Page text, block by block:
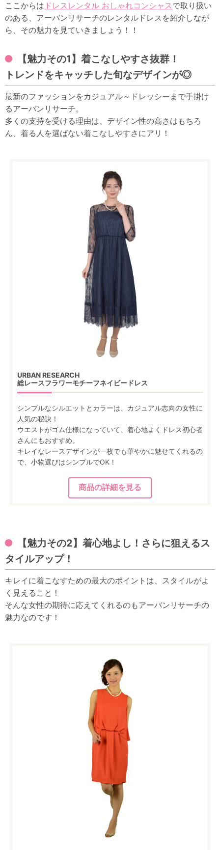
ここからは ドレスレンタル おしゃれコンシャス で取り扱い
のある、アーバンリサーチのレンタルドレスを紹介しなが
ら、その魅力を見ていきましょう！！
【魅力その1】着こなしやすさ抜群！
トレンドをキャッチした旬なデザインが◎
最新のファッションをカジュアル～ドレッシーまで手掛け
るアーバンリサーチ。
多くの支持を受ける理由は、デザイン性の高さはもちろ
ん、着る人を選ばない着こなしやすさにアリ！
URBAN RESEARCH
総レースフラワーモチーフネイビードレス
シンプルなシルエットとカラーは、カジュアル志向の女性に
人気の秘訣！
ウエストがゴム仕様になっていて、着心地よくドレス初心者
さんにもおすすめ。
キレイなレースデザインが一枚でも華やかに魅せてくれるの
で、小物選びはシンプルでOK！
【魅力その2】着心地よし！さらに狙えるス
タイルアップ！
キレイに着こなすための最大のポイントは、スタイルがよ
く見えること！
そんな女性の期待に応えてくれるのもアーバンリサーチの
魅力なのです！